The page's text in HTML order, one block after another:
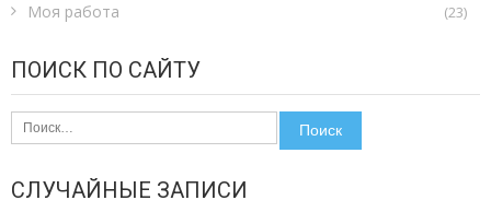
Моя работа (23)
ПОИСК ПО САЙТУ
Найти:
СЛУЧАЙНЫЕ ЗАПИСИ